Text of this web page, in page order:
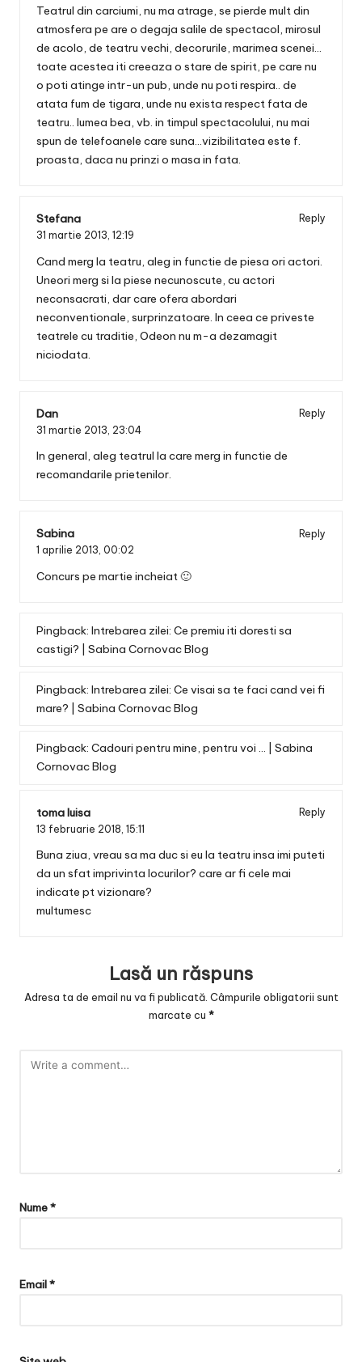
Teatrul din carciumi, nu ma atrage, se pierde mult din
atmosfera pe are o degaja salile de spectacol, mirosul
de acolo, de teatru vechi, decorurile, marimea scenei…
toate acestea iti creeaza o stare de spirit, pe care nu
o poti atinge intr-un pub, unde nu poti respira.. de
atata fum de tigara, unde nu exista respect fata de
teatru.. lumea bea, vb. in timpul spectacolului, nu mai
spun de telefoanele care suna…vizibilitatea este f.
proasta, daca nu prinzi o masa in fata.
Stefana
Reply
31 martie 2013, 12:19
Cand merg la teatru, aleg in functie de piesa ori actori.
Uneori merg si la piese necunoscute, cu actori
neconsacrati, dar care ofera abordari
neconventionale, surprinzatoare. In ceea ce priveste
teatrele cu traditie, Odeon nu m-a dezamagit
niciodata.
Dan
Reply
31 martie 2013, 23:04
In general, aleg teatrul la care merg in functie de
recomandarile prietenilor.
Sabina
Reply
1 aprilie 2013, 00:02
Concurs pe martie incheiat 🙂
Pingback: Intrebarea zilei: Ce premiu iti doresti sa
castigi? | Sabina Cornovac Blog
Pingback: Intrebarea zilei: Ce visai sa te faci cand vei fi
mare? | Sabina Cornovac Blog
Pingback: Cadouri pentru mine, pentru voi ... | Sabina
Cornovac Blog
toma luisa
Reply
13 februarie 2018, 15:11
Buna ziua, vreau sa ma duc si eu la teatru insa imi puteti
da un sfat imprivinta locurilor? care ar fi cele mai
indicate pt vizionare?
multumesc
Lasă un răspuns
Adresa ta de email nu va fi publicată. Câmpurile obligatorii sunt
marcate cu *
Nume*
Email*